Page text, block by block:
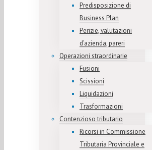
Predisposizione di
Business Plan
Perizie, valutazioni
d’azienda, pareri
Operazioni straordinarie
Fusioni
Scissioni
Liquidazioni
Trasformazioni
Contenzioso tributario
Ricorsi in Commissione
Tributaria Provinciale e